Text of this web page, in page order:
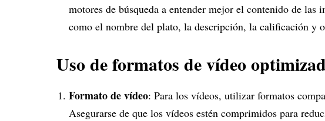
motores de búsqueda a entender mejor el contenido de
como el nombre del plato, la descripción, la calificación y
Uso de formatos de vídeo
Formato de vídeo: Para los vídeos, utilizar formatos
Asegurarse de que los vídeos estén comprimidos para